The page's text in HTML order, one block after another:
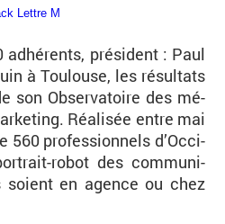
Lettre M
adhé­rents, pré­sident : Paul
à Tou­louse, les ré­sul­tats
son Ob­ser­va­toire des mé­
Réa­li­sée entre mai
560 pro­fes­sion­nels d’Oc­ci­
ro­bot des com­mu­ni­
soient en agence ou chez